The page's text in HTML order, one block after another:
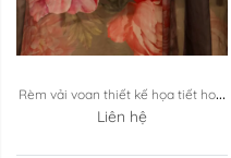
Rèm vải voan thiết kế họa tiết hoa
mẫu đơn ...
Liên hệ